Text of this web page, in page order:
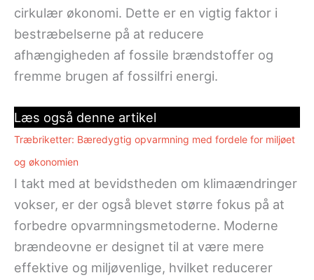
cirkulær økonomi. Dette er en vigtig faktor i
bestræbelserne på at reducere
afhængigheden af fossile brændstoffer og
fremme brugen af fossilfri energi.
Læs også denne artikel
Træbriketter: Bæredygtig opvarmning med fordele for miljøet
og økonomien
I takt med at bevidstheden om klimaændringer
vokser, er der også blevet større fokus på at
forbedre opvarmningsmetoderne. Moderne
brændeovne er designet til at være mere
effektive og miljøvenlige, hvilket reducerer